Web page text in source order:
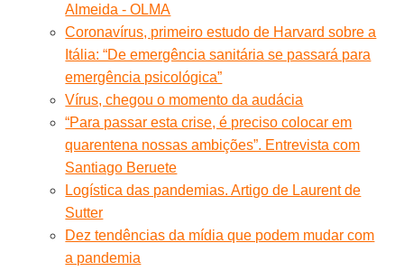
Almeida - OLMA
Coronavírus, primeiro estudo de Harvard sobre a
Itália: “De emergência sanitária se passará para
emergência psicológica”
Vírus, chegou o momento da audácia
“Para passar esta crise, é preciso colocar em
quarentena nossas ambições”. Entrevista com
Santiago Beruete
Logística das pandemias. Artigo de Laurent de
Sutter
Dez tendências da mídia que podem mudar com
a pandemia